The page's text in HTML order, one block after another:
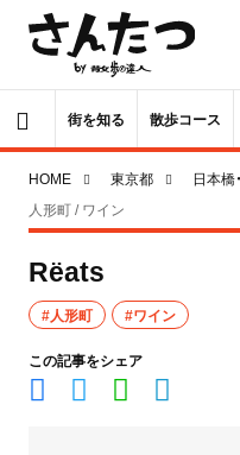
街を知る 散歩コース
HOME 東京都 日本橋
人形町 / ワイン
Rëats
#人形町 #ワイン
この記事をシェア